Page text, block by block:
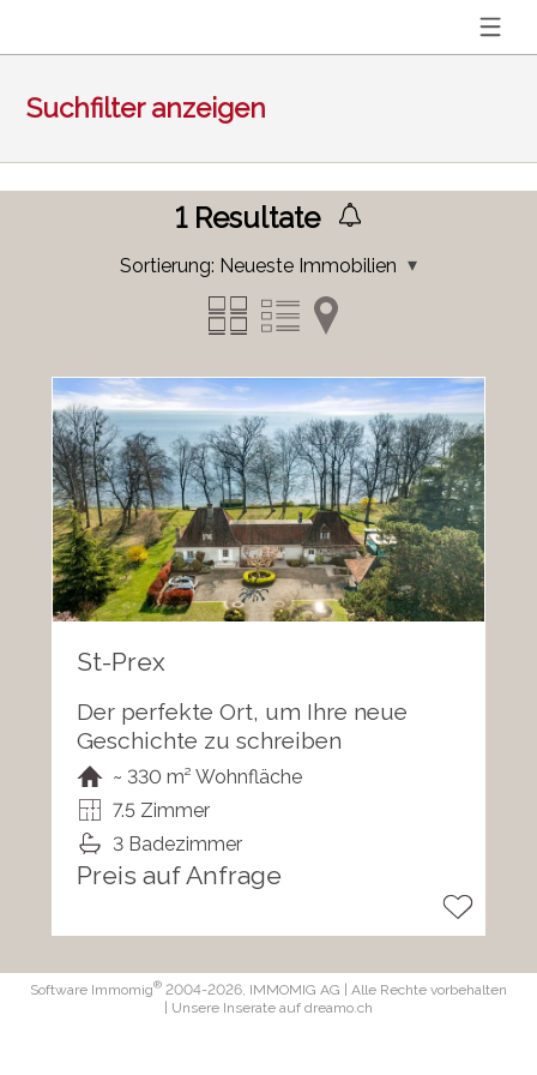
Suchfilter anzeigen
1Resultate
Sortierung: Neueste Immobilien
St-Prex
Der perfekte Ort, um Ihre neue
Geschichte zu schreiben
~ 330 m² Wohnfläche
7.5 Zimmer
3 Badezimmer
Preis auf Anfrage
Software Immomig® 2004-2026, IMMOMIG AG | Alle Rechte vorbehalten
| Unsere Inserate auf dreamo.ch